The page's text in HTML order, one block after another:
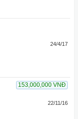
24/4/17
153,000,000 VNĐ
22/11/16